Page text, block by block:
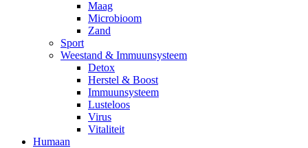
Maag
Microbioom
Zand
Sport
Weestand & Immuunsysteem
Detox
Herstel & Boost
Immuunsysteem
Lusteloos
Virus
Vitaliteit
Humaan